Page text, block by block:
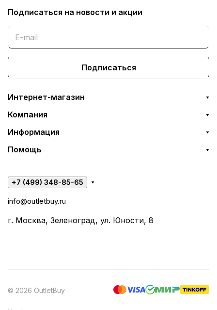
Подписаться на новости и акции
Подписаться
Интернет-магазин
Компания
Информация
Помощь
+7 (499) 348-85-65
info@outletbuy.ru
г. Москва, Зеленоград, ул. Юности, 8
© 2026 OutletBuy